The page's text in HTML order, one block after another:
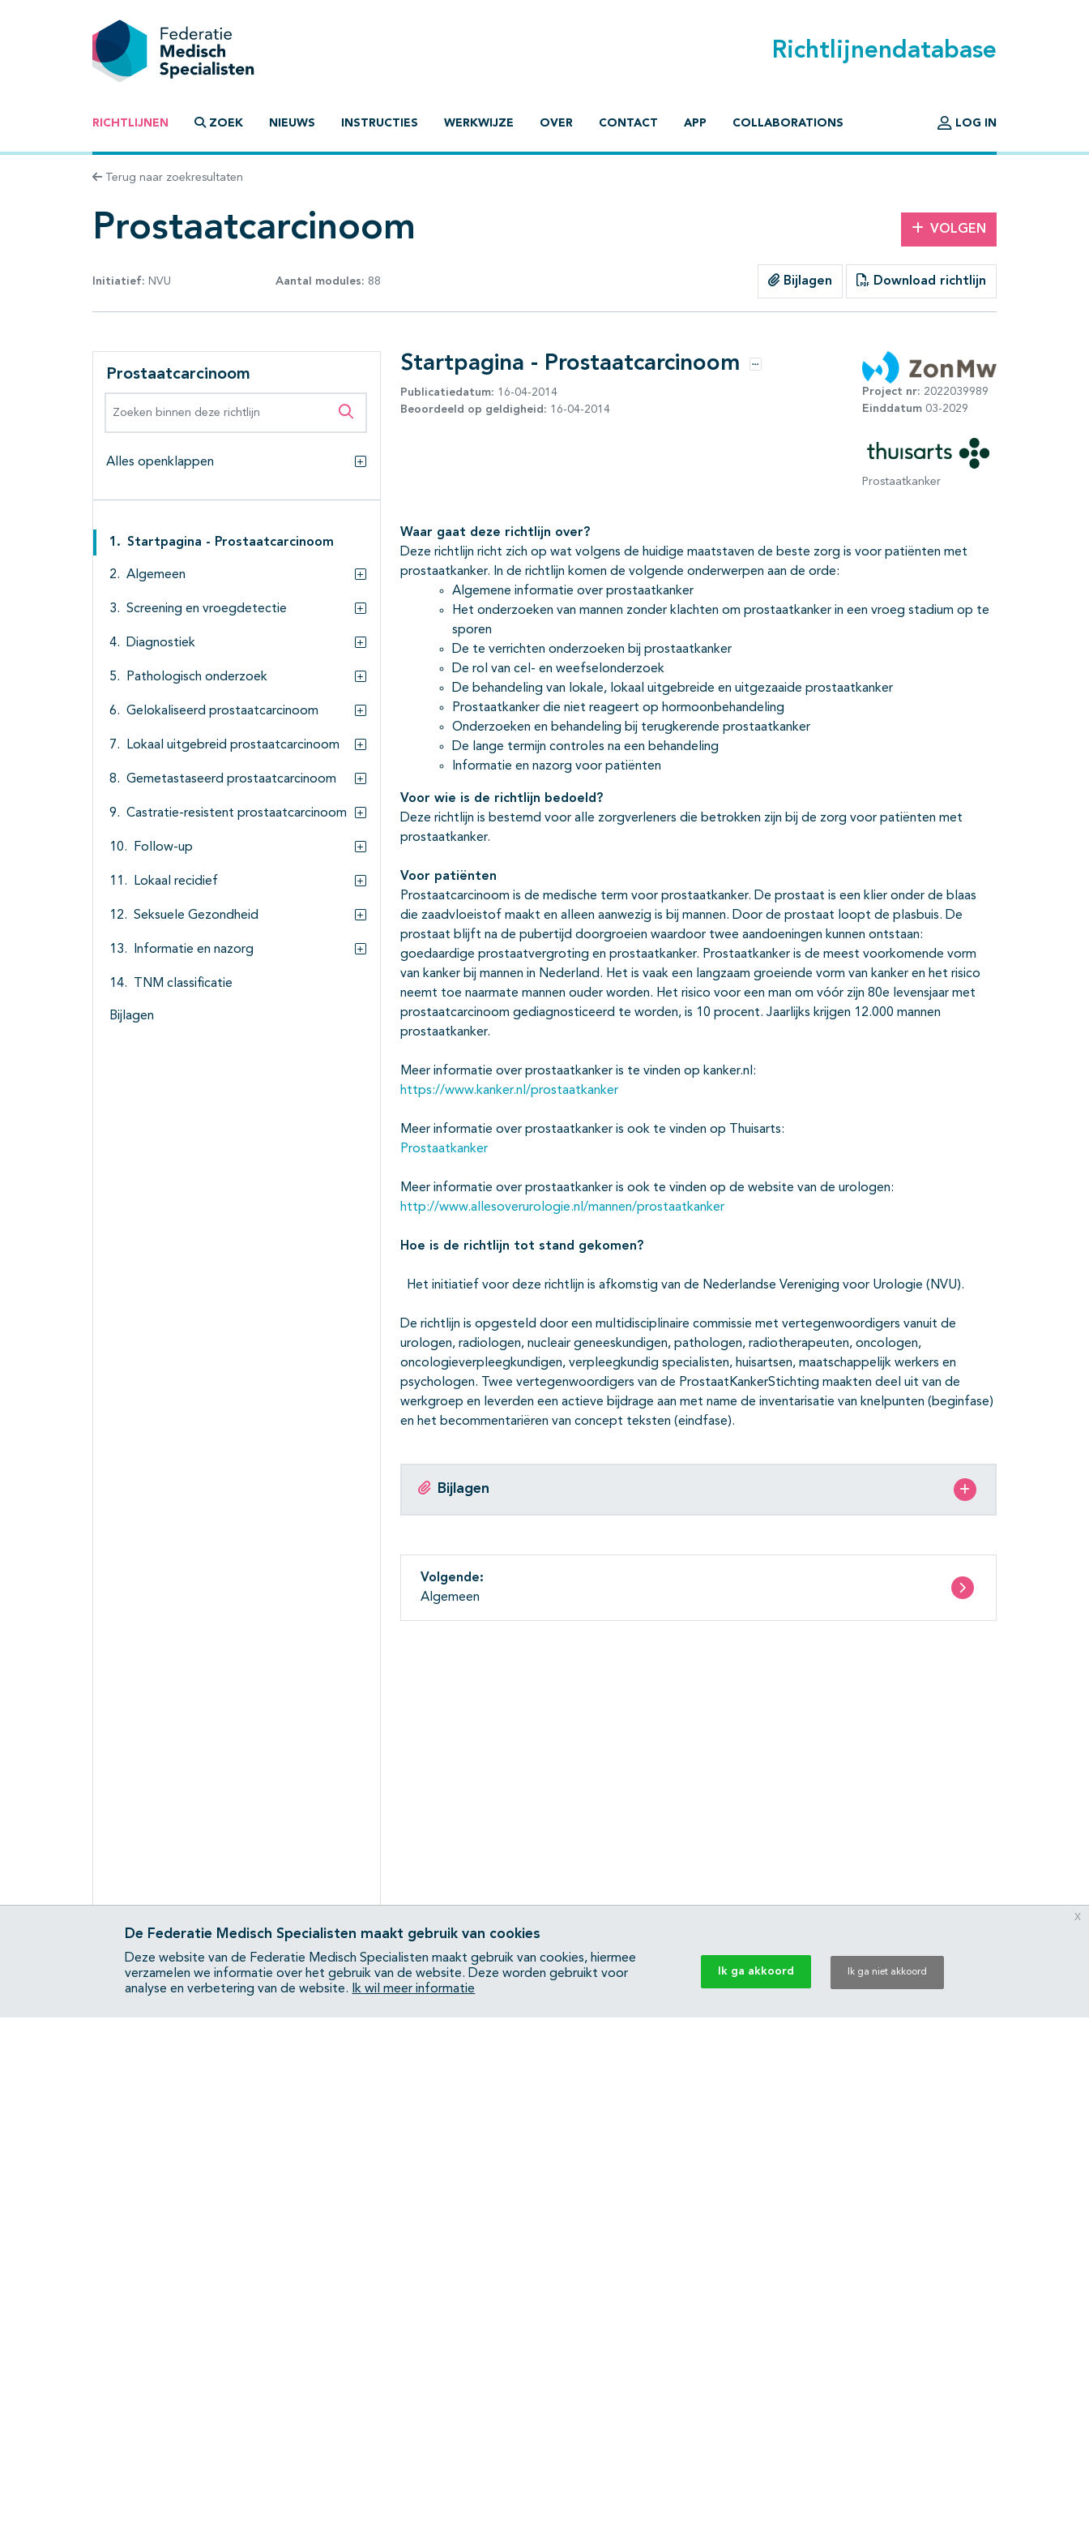
Richtlijnendatabase
RICHTLIJNEN ZOEK NIEUWS INSTRUCTIES WERKWIJZE OVER CONTACT APP COLLABORATIONS LOG IN
Terug naar zoekresultaten
Prostaatcarcinoom VOLGEN
Initiatief: NVU Aantal modules: 88 Bijlagen Download richtlijn
Prostaatcarcinoom
Zoeken binnen deze richtlijn
Alles openklappen
Startpagina - Prostaatcarcinoom
Algemeen
Subpagina's open- en dichtklappen
Screening en vroegdetectie
Subpagina's open- en dichtklappen
Diagnostiek
Subpagina's open- en dichtklappen
Pathologisch onderzoek
Subpagina's open- en dichtklappen
Gelokaliseerd prostaatcarcinoom
Subpagina's open- en dichtklappen
Lokaal uitgebreid prostaatcarcinoom
Subpagina's open- en dichtklappen
Gemetastaseerd prostaatcarcinoom
Subpagina's open- en dichtklappen
Castratie-resistent prostaatcarcinoom
Subpagina's open- en dichtklappen
Follow-up
Subpagina's open- en dichtklappen
Lokaal recidief
Subpagina's open- en dichtklappen
Seksuele Gezondheid
Subpagina's open- en dichtklappen
Informatie en nazorg
Subpagina's open- en dichtklappen
TNM classificatie
Bijlagen
Startpagina - Prostaatcarcinoom Opties
Publicatiedatum: 16-04-2014
Beoordeeld op geldigheid: 16-04-2014
Project nr: 2022039989
Einddatum 03-2029
Prostaatkanker
Waar gaat deze richtlijn over?
Deze richtlijn richt zich op wat volgens de huidige maatstaven de beste zorg is voor patiënten met
prostaatkanker. In de richtlijn komen de volgende onderwerpen aan de orde:
Algemene informatie over prostaatkanker
Het onderzoeken van mannen zonder klachten om prostaatkanker in een vroeg stadium op te
sporen
De te verrichten onderzoeken bij prostaatkanker
De rol van cel- en weefselonderzoek
De behandeling van lokale, lokaal uitgebreide en uitgezaaide prostaatkanker
Prostaatkanker die niet reageert op hormoonbehandeling
Onderzoeken en behandeling bij terugkerende prostaatkanker
De lange termijn controles na een behandeling
Informatie en nazorg voor patiënten
Voor wie is de richtlijn bedoeld?
Deze richtlijn is bestemd voor alle zorgverleners die betrokken zijn bij de zorg voor patiënten met
prostaatkanker.
Voor patiënten
Prostaatcarcinoom is de medische term voor prostaatkanker. De prostaat is een klier onder de blaas
die zaadvloeistof maakt en alleen aanwezig is bij mannen. Door de prostaat loopt de plasbuis. De
prostaat blijft na de pubertijd doorgroeien waardoor twee aandoeningen kunnen ontstaan:
goedaardige prostaatvergroting en prostaatkanker. Prostaatkanker is de meest voorkomende vorm
van kanker bij mannen in Nederland. Het is vaak een langzaam groeiende vorm van kanker en het risico
neemt toe naarmate mannen ouder worden. Het risico voor een man om vóór zijn 80e levensjaar met
prostaatcarcinoom gediagnosticeerd te worden, is 10 procent. Jaarlijks krijgen 12.000 mannen
prostaatkanker.
Meer informatie over prostaatkanker is te vinden op kanker.nl:
https://www.kanker.nl/prostaatkanker
Meer informatie over prostaatkanker is ook te vinden op Thuisarts:
Prostaatkanker
Meer informatie over prostaatkanker is ook te vinden op de website van de urologen:
http://www.allesoverurologie.nl/mannen/prostaatkanker
Hoe is de richtlijn tot stand gekomen?
Het initiatief voor deze richtlijn is afkomstig van de Nederlandse Vereniging voor Urologie (NVU).
De richtlijn is opgesteld door een multidisciplinaire commissie met vertegenwoordigers vanuit de
urologen, radiologen, nucleair geneeskundigen, pathologen, radiotherapeuten, oncologen,
oncologieverpleegkundigen, verpleegkundig specialisten, huisartsen, maatschappelijk werkers en
psychologen. Twee vertegenwoordigers van de ProstaatKankerStichting maakten deel uit van de
werkgroep en leverden een actieve bijdrage aan met name de inventarisatie van knelpunten (beginfase)
en het becommentariëren van concept teksten (eindfase).
Bijlagen
Volgende:
Algemeen
De Federatie Medisch Specialisten maakt gebruik van cookies
Deze website van de Federatie Medisch Specialisten maakt gebruik van cookies, hiermee
verzamelen we informatie over het gebruik van de website. Deze worden gebruikt voor
analyse en verbetering van de website.
Ik wil meer informatie
Ik ga akkoord Ik ga niet akkoord
x